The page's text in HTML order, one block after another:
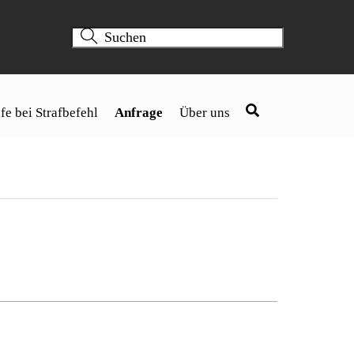
bei Strafbefehl Anfrage Über uns